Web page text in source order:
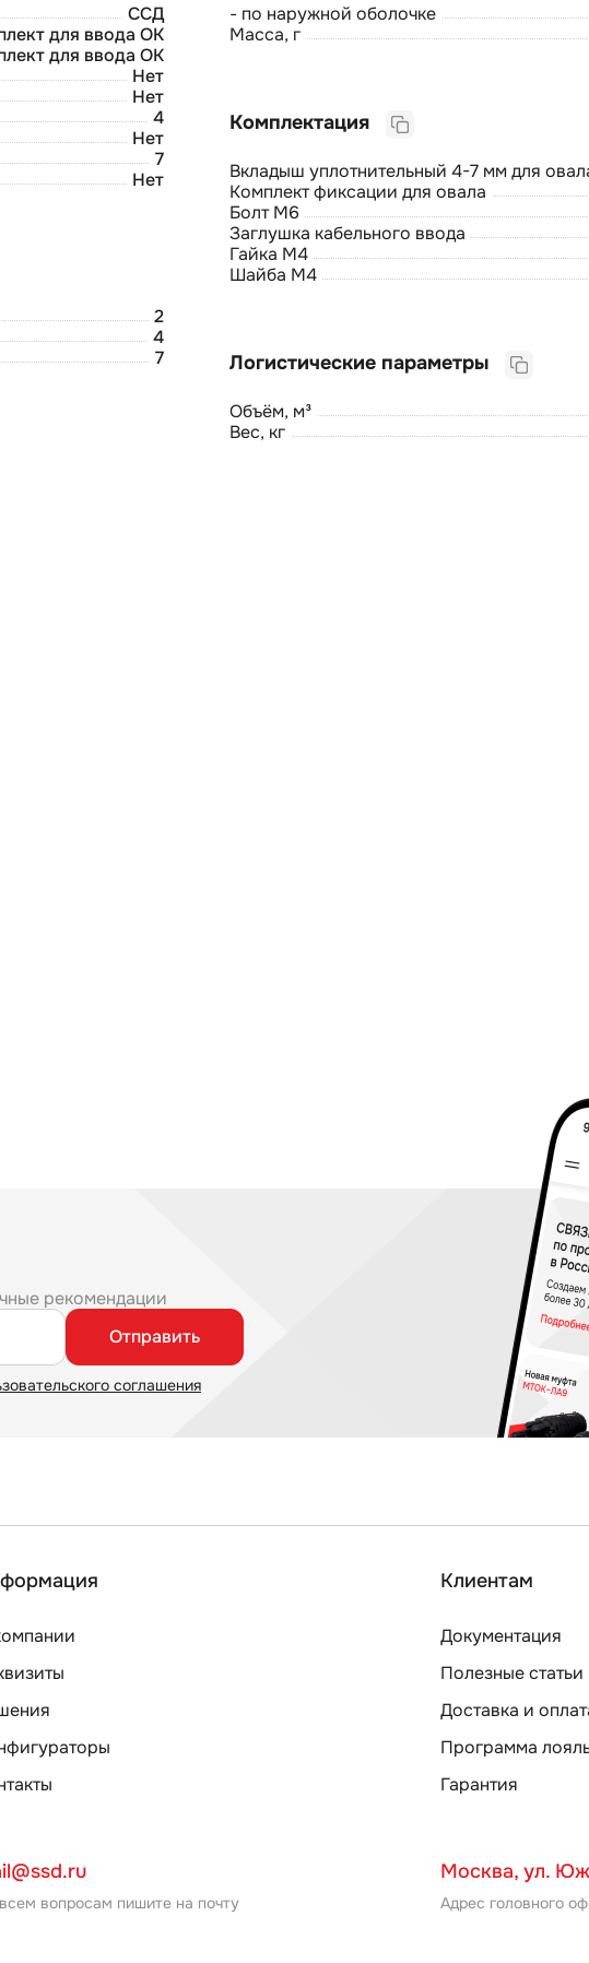
ССД
для ввода ОК
для ввода ОК
Нет
Нет
4
Нет
7
Нет
2
4
7
- по наружной оболочке
Масса, г
Вкладыш уплотнительный 4-7 мм для
Комплект фиксации для овала
Болт М6
Заглушка кабельного ввода
Гайка М4
Шайба М4
Объём, м³
Вес, кг
рекомендации
Отправить
соглашения
Клиентам
Документация
Полезные статьи
Доставка и
Программа
Гарантия
вопросам пишите на почту
Москва, ул.
Адрес головного